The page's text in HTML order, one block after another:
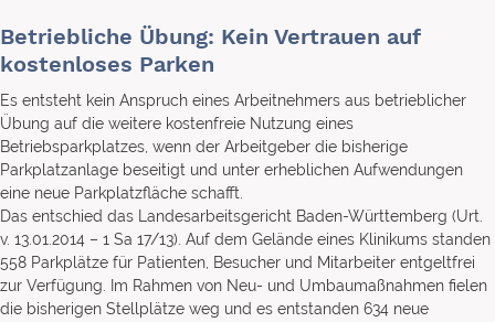
Betriebliche Übung: Kein Vertrauen auf
kostenloses Parken
Es entsteht kein Anspruch eines Arbeitnehmers aus betrieblicher
Übung auf die weitere kostenfreie Nutzung eines
Betriebsparkplatzes, wenn der Arbeitgeber die bisherige
Parkplatzanlage beseitigt und unter erheblichen Aufwendungen
eine neue Parkplatzfläche schafft.
Das entschied das Landesarbeitsgericht Baden-Württemberg (Urt.
v. 13.01.2014 – 1 Sa 17/13). Auf dem Gelände eines Klinikums standen
558 Parkplätze für Patienten, Besucher und Mitarbeiter entgeltfrei
zur Verfügung. Im Rahmen von Neu- und Umbaumaßnahmen fielen
die bisherigen Stellplätze weg und es entstanden 634 neue